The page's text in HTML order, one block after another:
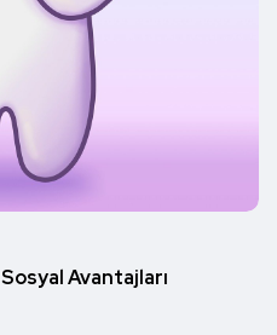
Avantajları